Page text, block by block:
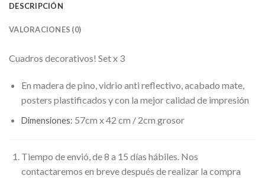
DESCRIPCIÓN
VALORACIONES (0)
Cuadros decorativos! Set x 3
En madera de pino, vidrio anti reflectivo, acabado mate,
posters plastificados y con la mejor calidad de impresión
Dimensiones: 57cm x 42 cm / 2cm grosor
Tiempo de envió, de 8 a 15 días hábiles. Nos
contactaremos en breve después de realizar la compra